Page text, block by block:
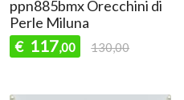
ppn885bmx Orecchini di
Perle Miluna
€ 117,00 130,00